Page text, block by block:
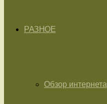
РАЗНОЕ
Обзор интернета